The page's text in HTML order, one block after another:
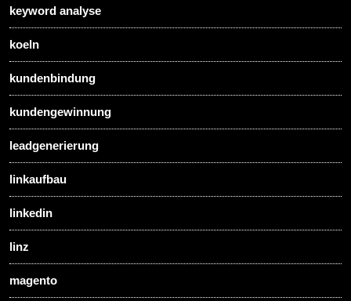
keyword analyse
koeln
kundenbindung
kundengewinnung
leadgenerierung
linkaufbau
linkedin
linz
magento